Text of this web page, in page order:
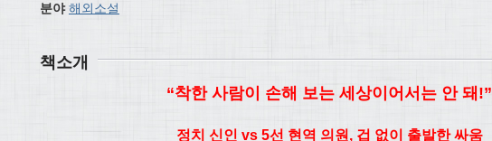
분야 해외소설
책소개
“착한 사람이 손해 보는 세상이어서는 안 돼!”
정치 신인 vs 5선 현역 의원, 겁 없이 출발한 싸움